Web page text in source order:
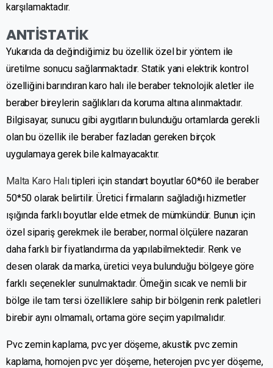
karşılamaktadır.
ANTİSTATİK
Yukarıda da değindiğimiz bu özellik özel bir yöntem ile
üretilme sonucu sağlanmaktadır. Statik yani elektrik kontrol
özelliğini barındıran karo halı ile beraber teknolojik aletler ile
beraber bireylerin sağlıkları da koruma altına alınmaktadır.
Bilgisayar, sunucu gibi aygıtların bulunduğu ortamlarda gerekli
olan bu özellik ile beraber fazladan gereken birçok
uygulamaya gerek bile kalmayacaktır.
Malta Karo Halıtipleri için standart boyutlar 60*60 ile beraber
50*50 olarak belirtilir. Üretici firmaların sağladığı hizmetler
ışığında farklı boyutlar elde etmek de mümkündür. Bunun için
özel sipariş gerekmek ile beraber, normal ölçülere nazaran
daha farklı bir fiyatlandırma da yapılabilmektedir. Renk ve
desen olarak da marka, üretici veya bulunduğu bölgeye göre
farklı seçenekler sunulmaktadır. Örneğin sıcak ve nemli bir
bölge ile tam tersi özelliklere sahip bir bölgenin renk paletleri
birebir aynı olmamalı, ortama göre seçim yapılmalıdır.
Pvc zemin kaplama, pvc yer döşeme, akustik pvc zemin
kaplama, homojen pvc yer döşeme, heterojen pvc yer döşeme,